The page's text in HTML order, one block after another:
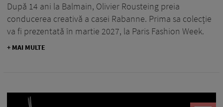
După 14 ani la Balmain, Olivier Rousteing preia
conducerea creativă a casei Rabanne. Prima sa colecție
va fi prezentată în martie 2027, la Paris Fashion Week.
+ MAI MULTE